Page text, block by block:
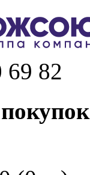
69 82